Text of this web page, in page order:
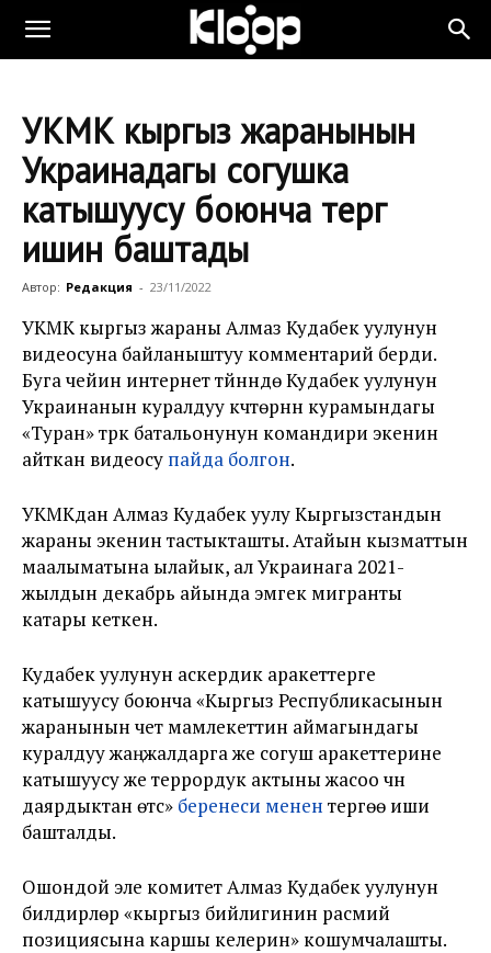
УКМК кыргыз жаранынын
Украинадагы согушка
катышуусу боюнча тергөө
ишин баштады
Автор: Редакция - 23/11/2022
УКМК кыргыз жараны Алмаз Кудабек уулунун
видеосуна байланыштуу комментарий берди.
Буга чейин интернет түйүнүндө Кудабек уулунун
Украинанын куралдуу күчтөрүнүн курамындагы
«Туран» түрк батальонунун командири экенин
айткан видеосу пайда болгон.
УКМКдан Алмаз Кудабек уулу Кыргызстандын
жараны экенин тастыкташты. Атайын кызматтын
маалыматына ылайык, ал Украинага 2021-
жылдын декабрь айында эмгек мигранты
катары кеткен.
Кудабек уулунун аскердик аракеттерге
катышуусу боюнча «Кыргыз Республикасынын
жаранынын чет мамлекеттин аймагындагы
куралдуу жаңжалдарга же согуш аракеттерине
катышуусу же террордук актыны жасоо үчүн
даярдыктан өтүүсү» беренеси менен тергөө иши
башталды.
Ошондой эле комитет Алмаз Кудабек уулунун
билдирүүлөрү «кыргыз бийлигинин расмий
позициясына каршы келерин» кошумчалашты.